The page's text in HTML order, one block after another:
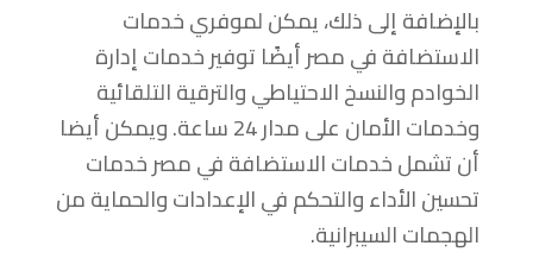
بالإضافة إلى ذلك، يمكن لموفري خدمات
الاستضافة في مصر أيضًا توفير خدمات إدارة
الخوادم والنسخ الاحتياطي والترقية التلقائية
وخدمات الأمان على مدار 24 ساعة. ويمكن أيضا
أن تشمل خدمات الاستضافة في مصر خدمات
تحسين الأداء والتحكم في الإعدادات والحماية من
الهجمات السيبرانية.